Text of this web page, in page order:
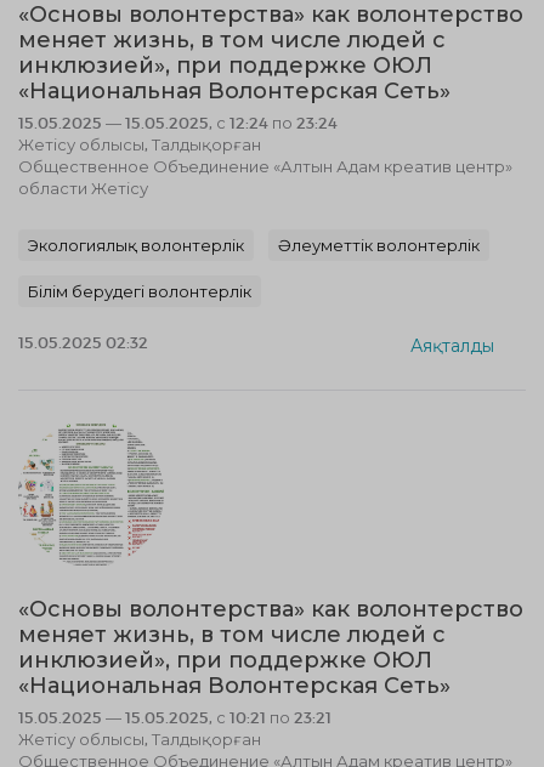
«Основы волонтерства» как волонтерство
меняет жизнь, в том числе людей с
инклюзией», при поддержке ОЮЛ
«Национальная Волонтерская Сеть»
15.05.2025 — 15.05.2025, с 12:24 по 23:24
Жетісу облысы, Талдықорған
Общественное Объединение «Алтын Адам креатив центр»
области Жетісу
Экологиялық волонтерлік Әлеуметтік волонтерлік
Білім берудегі волонтерлік
15.05.2025 02:32 Аяқталды
«Основы волонтерства» как волонтерство
меняет жизнь, в том числе людей с
инклюзией», при поддержке ОЮЛ
«Национальная Волонтерская Сеть»
15.05.2025 — 15.05.2025, с 10:21 по 23:21
Жетісу облысы, Талдықорған
Общественное Объединение «Алтын Адам креатив центр»